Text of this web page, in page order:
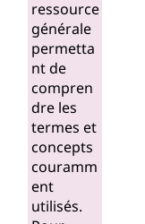
ressource
générale
permetta
nt de
compren
dre les
termes et
concepts
couramm
ent
utilisés.